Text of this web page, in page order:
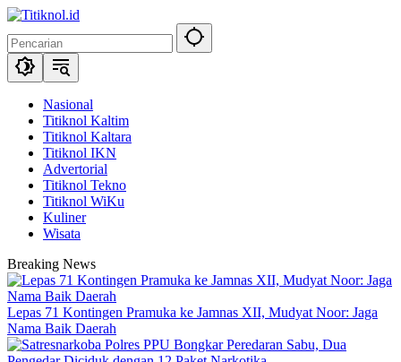
Langsung
konten
Nasional
Titiknol Kaltim
Titiknol Kaltara
Titiknol IKN
Advertorial
Titiknol Tekno
Titiknol WiKu
Kuliner
Wisata
Breaking News
Lepas 71 Kontingen Pramuka ke Jamnas XII, Mudyat Noor: Jaga
Nama Baik Daerah